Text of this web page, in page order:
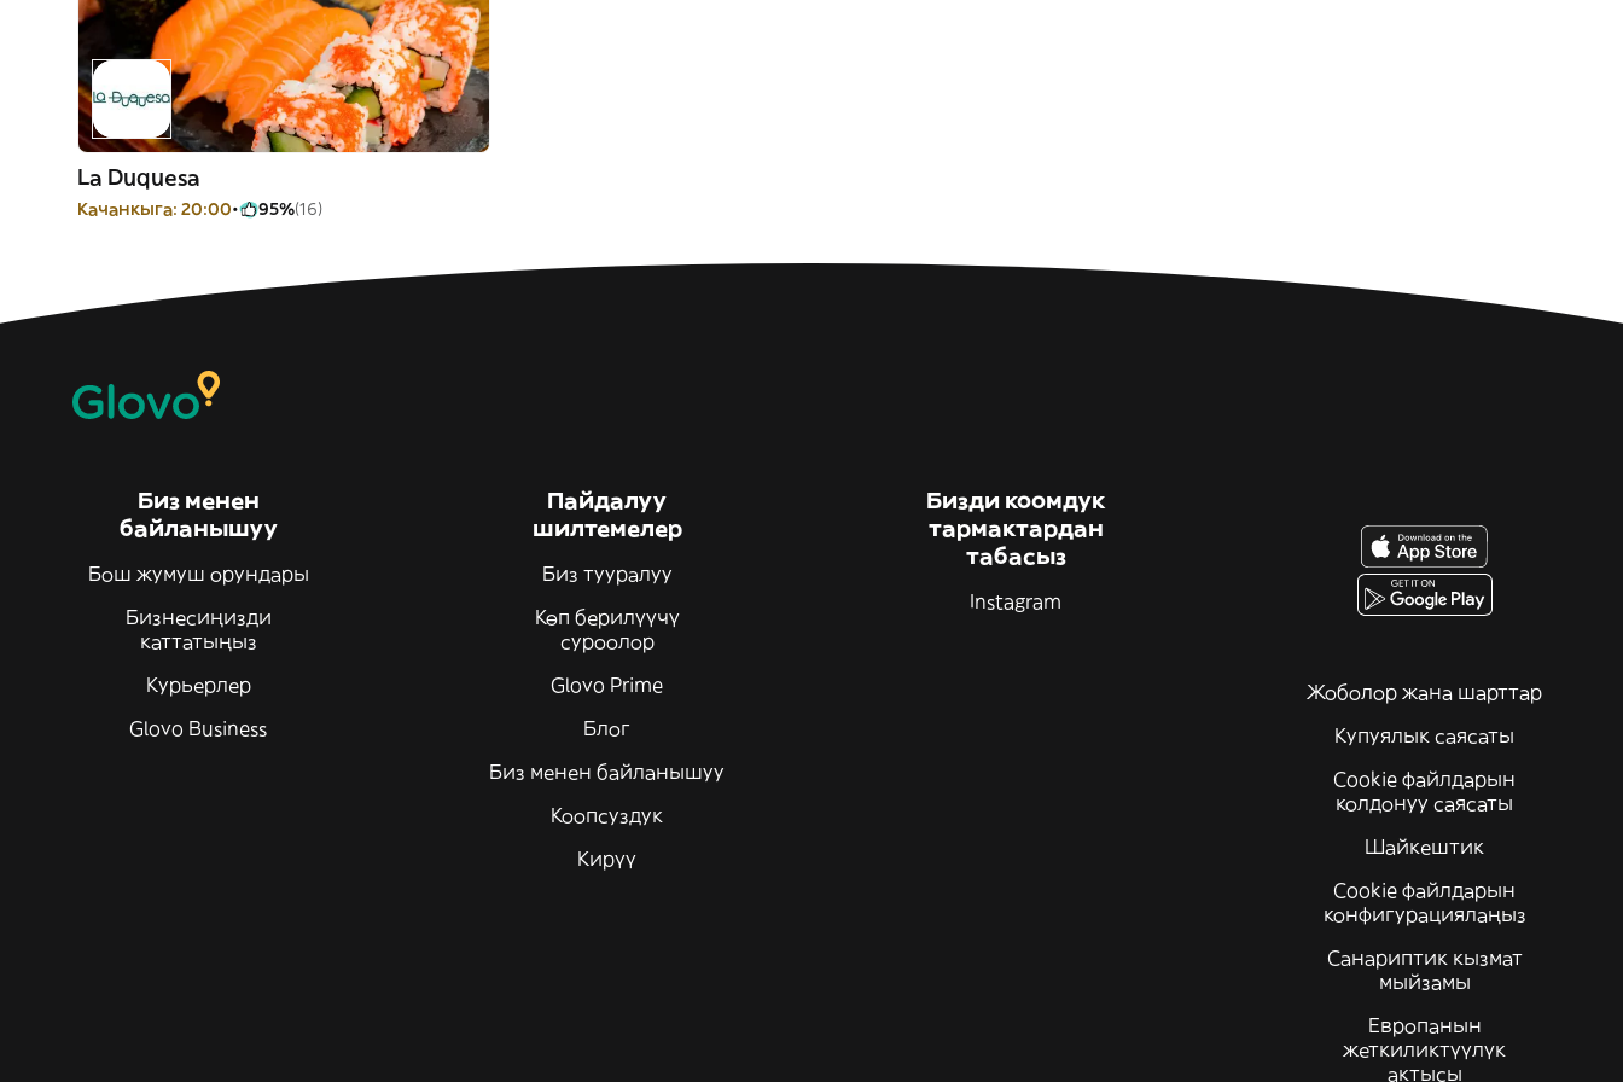
La Duquesa
Качанкыга: 20:00 95%(16)
Биз менен
байланышуу
Бош жумуш орундары
Бизнесиңизди
каттатыңыз
Курьерлер
Glovo Business
Пайдалуу
шилтемелер
Биз тууралуу
Көп берилүүчү
суроолор
Glovo Prime
Блог
Биз менен байланышуу
Коопсуздук
Кирүү
Бизди коомдук
тармактардан
табасыз
Instagram
Жоболор жана шарттар
Купуялык саясаты
Cookie файлдарын
колдонуу саясаты
Шайкештик
Cookie файлдарын
конфигурациялаңыз
Санариптик кызмат
мыйзамы
Европанын
жеткиликтүүлүк
актысы